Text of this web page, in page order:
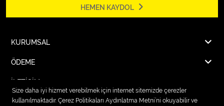
HEMEN KAYDOL
KURUMSAL
ÖDEME
İLETİŞİM
Size daha iyi hizmet verebilmek için internet sitemizde çerezler
kullanılmaktadır. Çerez Politikaları Aydınlatma Metni’ni okuyabilir ve